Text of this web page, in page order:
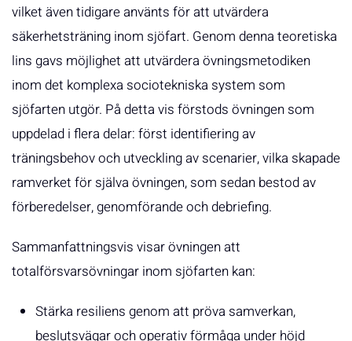
vilket även tidigare använts för att utvärdera
säkerhetsträning inom sjöfart. Genom denna teoretiska
lins gavs möjlighet att utvärdera övningsmetodiken
inom det komplexa sociotekniska system som
sjöfarten utgör. På detta vis förstods övningen som
uppdelad i flera delar: först identifiering av
träningsbehov och utveckling av scenarier, vilka skapade
ramverket för själva övningen, som sedan bestod av
förberedelser, genomförande och debriefing.
Sammanfattningsvis visar övningen att
totalförsvarsövningar inom sjöfarten kan:
Stärka resiliens genom att pröva samverkan,
beslutsvägar och operativ förmåga under höjd